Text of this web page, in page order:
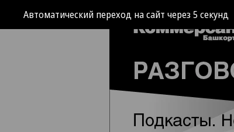
Автоматический переход на сайт через4 секунд